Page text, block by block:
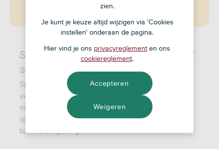
Spaarpotten voor jezelf, een ander of
samen
Sparen voor je huis, een vakantie of de toekomst
van je kind? Met digitale spaarpotten spaar je
makkelijk voor wat je doel ook is. Je vindt ze bij je
spaarrekening in onze app en online
bankieromgeving.
zien.
Je kunt je keuze altijd wijzigen via 'Cookies
instellen' onderaan de pagina.
Hier vind je ons privacyreglement en ons
cookiereglement.
Weigeren
Accepteren